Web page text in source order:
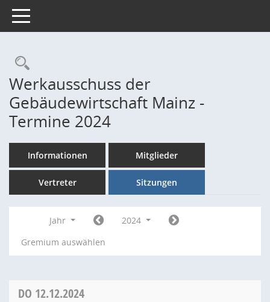
Toggle navigation
Rechercheauswahl
Werkausschuss der
Gebäudewirtschaft Mainz -
Termine 2024
Informationen Mitglieder
Vertreter Sitzungen
Jahr
2024
Gremium auswählen
DO 12.12.2024